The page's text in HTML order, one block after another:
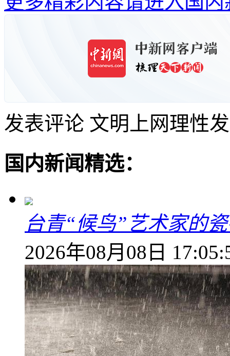
发表评论 文明上网理性
国内新闻精选：
台青“候鸟”艺术家的
2026年08月08日